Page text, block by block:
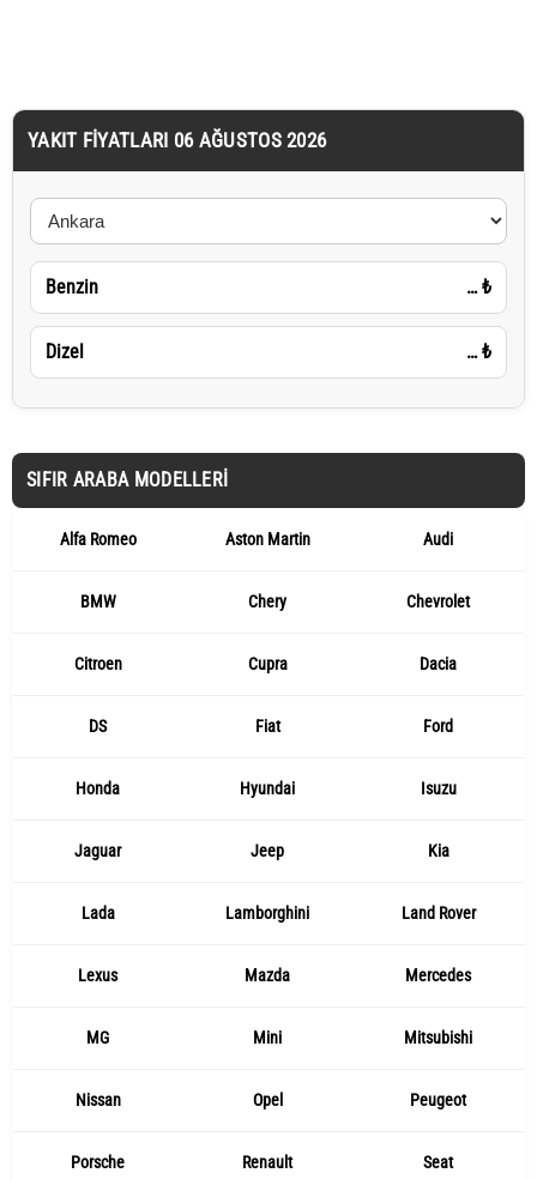
YAKIT FIYATLARI 06 AĞUSTOS 2026
Benzin … ₺
Dizel … ₺
SIFIR ARABA MODELLERI
Alfa Romeo Aston Martin Audi
BMW Chery Chevrolet
Citroen Cupra Dacia
DS Fiat Ford
Honda Hyundai Isuzu
Jaguar Jeep Kia
Lada Lamborghini Land Rover
Lexus Mazda Mercedes
MG Mini Mitsubishi
Nissan Opel Peugeot
Porsche Renault Seat